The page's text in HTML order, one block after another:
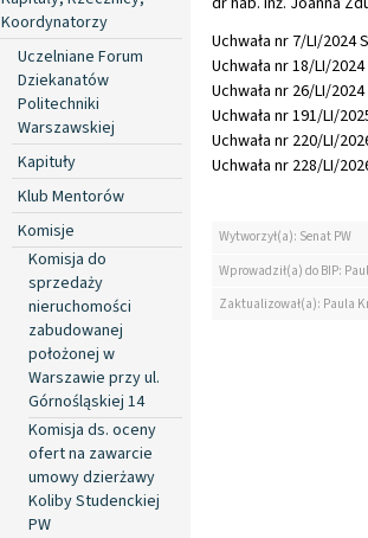
Koordynatorzy
Uczelniane Forum
Dziekanatów
Politechniki
Warszawskiej
Kapituły
Klub Mentorów
Komisje
Komisja do
sprzedaży
nieruchomości
zabudowanej
położonej w
Warszawie przy ul.
Górnośląskiej 14
Komisja ds. oceny
ofert na zawarcie
umowy dzierżawy
Koliby Studenckiej
PW
Uchwała nr 7/LI/
Uchwała nr 18/LI/
Uchwała nr 26/LI/
Uchwała nr 191/LI/
Uchwała nr 220/LI/
Uchwała nr 228/LI/
Wytworzył(a): Senat PW
Wprowadził(a) do BIP:
Zaktualizował(a): Paula